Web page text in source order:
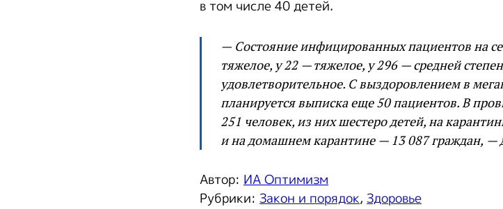
в том числе 40 детей.
— Состояние инфицированных пациентов на
тяжелое, у 22 — тяжелое, у 296 — средней
удовлетворительное. С выздоровлением в
планируется выписка еще 50 пациентов. В
251 человек, из них шестеро детей, на
и на домашнем карантине — 13 087 граждан, —
Автор: ИА Оптимизм
Рубрики: Закон и порядок, Здоровье